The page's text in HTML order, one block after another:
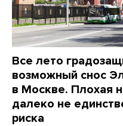
Все лето
возможный снос
в Москве. Плохая
далеко не
риска